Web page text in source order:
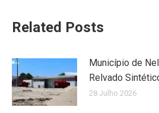
Related Posts
Município de
Relvado
28 Julho 2026